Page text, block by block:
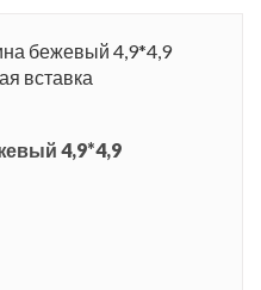
4,9*4,9